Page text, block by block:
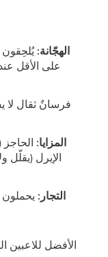
الهجّانة:يُلحِقون
على الأقل
المزايا:
التجار:
الأفضل للاعبين